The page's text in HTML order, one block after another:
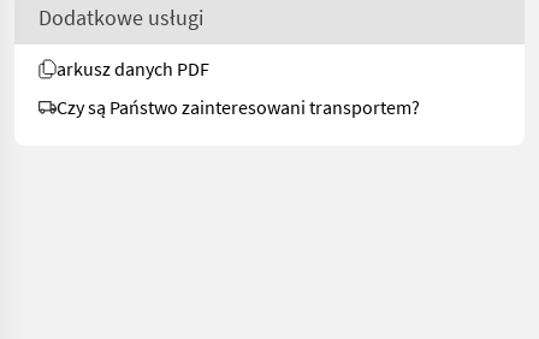
Dodatkowe usługi
arkusz danych PDF
Czy są Państwo zainteresowani transportem?